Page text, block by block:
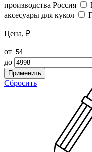
производства Россия
аксесуары для кукол
Цена, ₽
от
до
Применить
Сбросить